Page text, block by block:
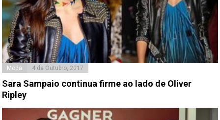
Moda 4 de Outubro, 2017
Sara Sampaio continua firme ao lado de Oliver
Ripley